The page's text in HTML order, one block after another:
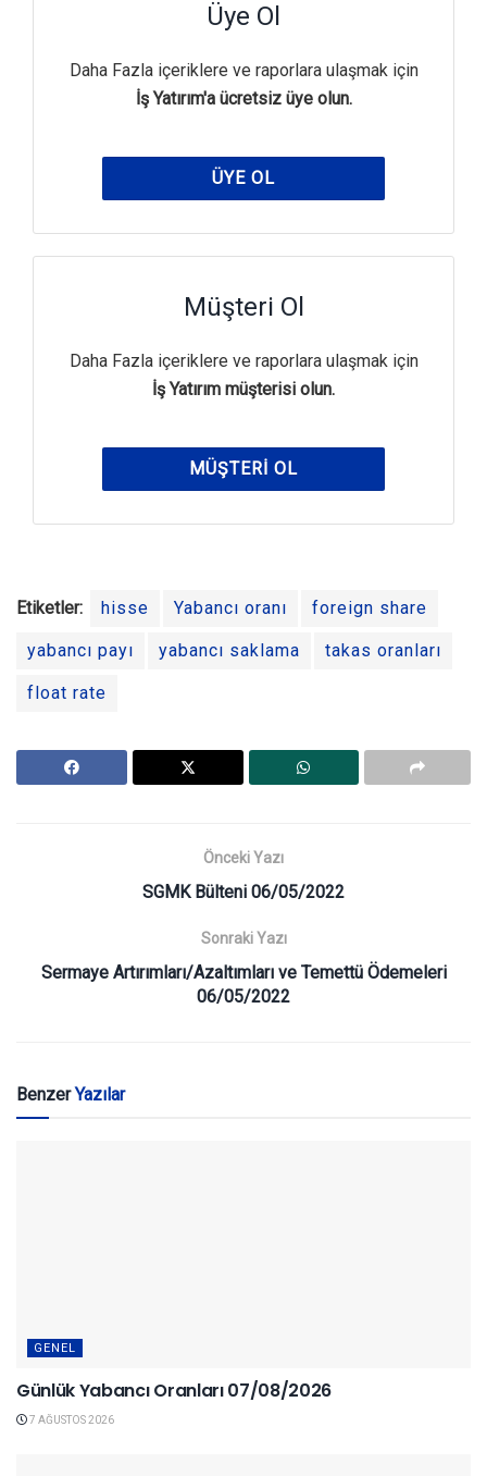
Üye Ol
Daha Fazla içeriklere ve raporlara ulaşmak için
İş Yatırım'a ücretsiz üye olun.
ÜYE OL
Müşteri Ol
Daha Fazla içeriklere ve raporlara ulaşmak için
İş Yatırım müşterisi olun.
MÜŞTERI OL
Etiketler: hisse Yabancı oranı foreign share
yabancı payı yabancı saklama takas oranları
float rate
Önceki Yazı
SGMK Bülteni 06/05/2022
Sonraki Yazı
Sermaye Artırımları/Azaltımları ve Temettü Ödemeleri
06/05/2022
BenzerYazılar
GENEL
Günlük Yabancı Oranları 07/08/2026
7 AĞUSTOS 2026